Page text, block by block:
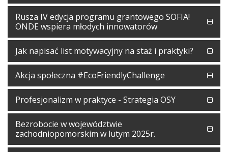
Rusza IV edycja programu grantowego SOFIA!
ONDE wspiera młodych innowatorów
Jak napisać list motywacyjny na staż i praktyki?
Akcja społeczna #EcoFriendlyChallenge
Profesjonalizm w praktyce - Strategia OSY
Bezrobocie w województwie
zachodniopomorskim w lutym 2025r.